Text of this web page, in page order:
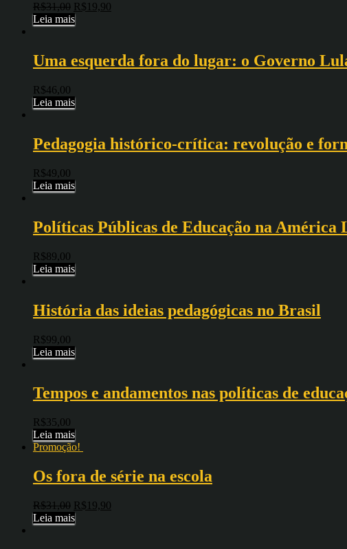
R$31,00 R$ 19,90
Leia mais
Uma esquerda fora do lugar: o Governo
R$46,00
Leia mais
Pedagogia histórico-crítica: revolução e
R$49,00
Leia mais
Políticas Públicas de Educação na América
R$89,00
Leia mais
História das ideias pedagógicas no Brasil
R$99,00
Leia mais
Tempos e andamentos nas políticas de
R$35,00
Leia mais
Promoção!
Os fora de série na escola
R$31,00 R$ 19,90
Leia mais